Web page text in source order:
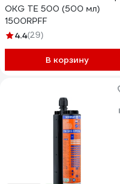
OKG TE 500 (500 мл)
1500RPFF
4.4(29)
В корзину